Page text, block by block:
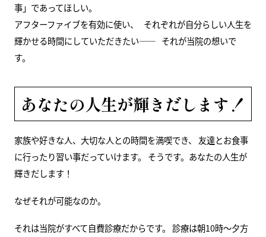
事」であってほしい。
アフターファイブを有効に使い、 それぞれが自分らしい人生を
輝かせる時間にしていただきたい—— それが当院の想いで
す。
あなたの人生が輝きだします！
家族や好きな人、大切な人との時間を満喫でき、 友達とお食事
に行ったり習い事だっていけます。 そうです。あなたの人生が
輝きだします！
なぜそれが可能なのか。
それは当院がすべて自費診療だからです。 診療は朝10時～夕方